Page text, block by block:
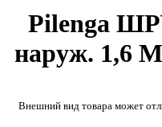
Pilenga
наруж. 1,6
Внешний вид товара может